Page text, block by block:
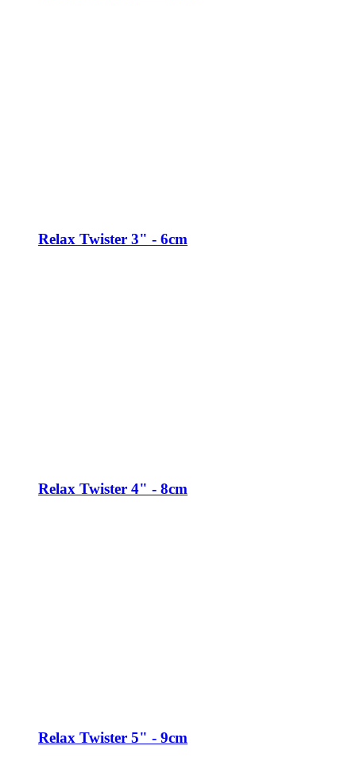
Relax Twister 3" - 6cm
Relax Twister 4" - 8cm
Relax Twister 5" - 9cm